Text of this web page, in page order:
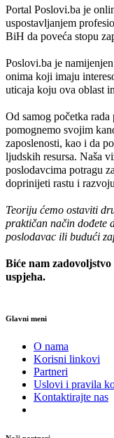
Portal Poslovi.ba je
uspostavljanjem
BiH da poveća stopu
Poslovi.ba je
onima koji imaju
uticaja koju ova oblast
Od samog početka
pomognemo svojim
zaposlenosti, kao i da
ljudskih resursa. Naša
poslodavcima potragu
doprinijeti rastu i
Teoriju ćemo ostaviti
praktičan način dođete
poslodavac ili budući
Biće nam
uspjeha.
Glavni meni
O nama
Korisni linkovi
Partneri
Uslovi i pravila
Kontaktirajte nas